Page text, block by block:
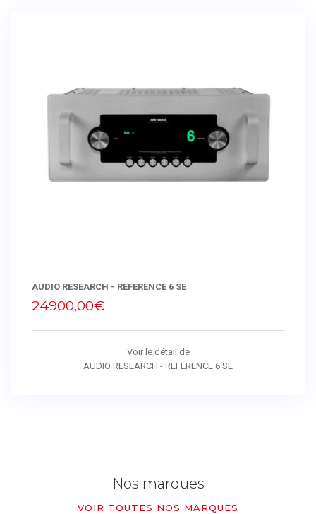
AUDIO RESEARCH - REFERENCE 6 SE
24900,00€
Voir le détail de
AUDIO RESEARCH - REFERENCE 6 SE
Nos marques
VOIR TOUTES NOS MARQUES